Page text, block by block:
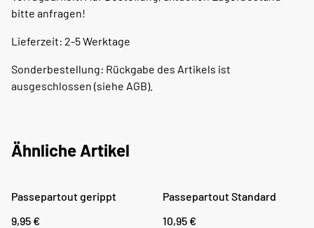
bitte anfragen!
Lieferzeit: 2-5 Werktage
Sonderbestellung: Rückgabe des Artikels ist
ausgeschlossen (siehe AGB).
Ähnliche Artikel
Passepartout gerippt
9,95 €
Passepartout Standard
10,95 €